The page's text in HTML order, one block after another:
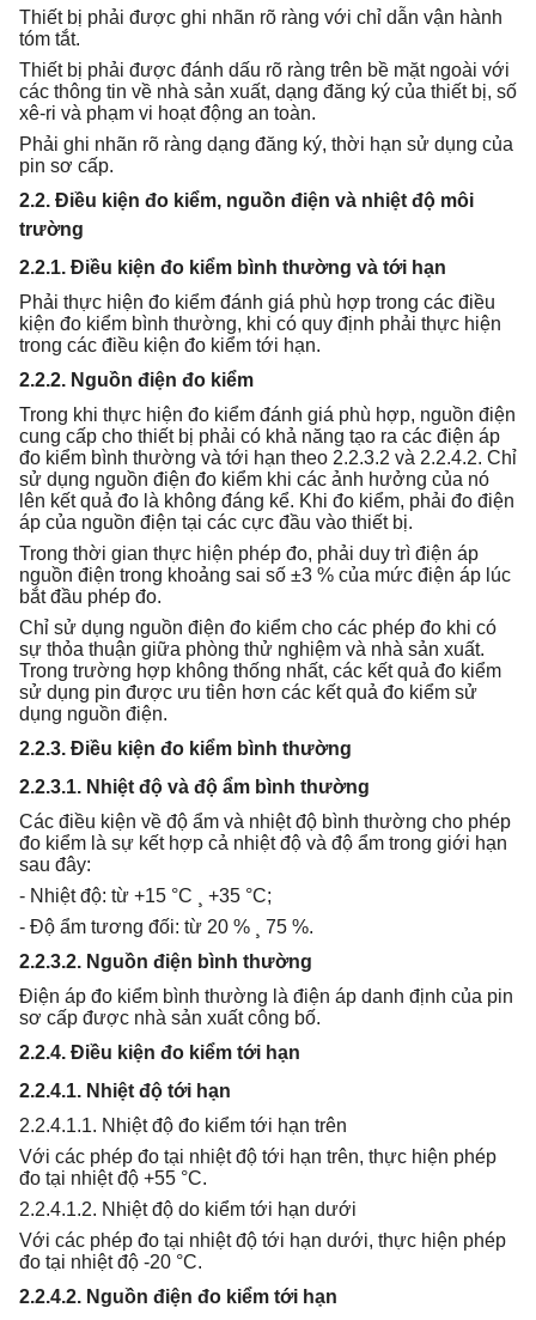
Thiết bị phải được ghi nhãn rõ ràng với chỉ dẫn vận hành
tóm tắt.
Thiết bị phải được đánh dấu rõ ràng trên bề mặt ngoài với
các thông tin về nhà sản xuất, dạng đăng ký của thiết bị, số
xê-ri và phạm vi hoạt động an toàn.
Phải ghi nhãn rõ ràng dạng đăng ký, thời hạn sử dụng của
pin sơ cấp.
2.2. Điều kiện đo kiểm, nguồn điện và nhiệt độ môi
trường
2.2.1. Điều kiện đo kiểm bình thường và tới hạn
Phải thực hiện đo kiểm đánh giá phù hợp trong các điều
kiện đo kiểm bình thường, khi có quy định phải thực hiện
trong các điều kiện đo kiểm tới hạn.
2.2.2. Nguồn điện đo kiểm
Trong khi thực hiện đo kiểm đánh giá phù hợp, nguồn điện
cung cấp cho thiết bị phải có khả năng tạo ra các điện áp
đo kiểm bình thường và tới hạn theo 2.2.3.2 và 2.2.4.2. Chỉ
sử dụng nguồn điện đo kiểm khi các ảnh hưởng của nó
lên kết quả đo là không đáng kể. Khi đo kiểm, phải đo điện
áp của nguồn điện tại các cực đầu vào thiết bị.
Trong thời gian thực hiện phép đo, phải duy trì điện áp
nguồn điện trong khoảng sai số ±3 % của mức điện áp lúc
bắt đầu phép đo.
Chỉ sử dụng nguồn điện đo kiểm cho các phép đo khi có
sự thỏa thuận giữa phòng thử nghiệm và nhà sản xuất.
Trong trường hợp không thống nhất, các kết quả đo kiểm
sử dụng pin được ưu tiên hơn các kết quả đo kiểm sử
dụng nguồn điện.
2.2.3. Điều kiện đo kiểm bình thường
2.2.3.1. Nhiệt độ và độ ẩm bình thường
Các điều kiện về độ ẩm và nhiệt độ bình thường cho phép
đo kiểm là sự kết hợp cả nhiệt độ và độ ẩm trong giới hạn
sau đây:
- Nhiệt độ: từ +15 °C ¸ +35 °C;
- Độ ẩm tương đối: từ 20 % ¸ 75 %.
2.2.3.2. Nguồn điện bình thường
Điện áp đo kiểm bình thường là điện áp danh định của pin
sơ cấp được nhà sản xuất công bố.
2.2.4. Điều kiện đo kiểm tới hạn
2.2.4.1. Nhiệt độ tới hạn
2.2.4.1.1. Nhiệt độ đo kiểm tới hạn trên
Với các phép đo tại nhiệt độ tới hạn trên, thực hiện phép
đo tại nhiệt độ +55 °C.
2.2.4.1.2. Nhiệt độ do kiểm tới hạn dưới
Với các phép đo tại nhiệt độ tới hạn dưới, thực hiện phép
đo tại nhiệt độ -20 °C.
2.2.4.2. Nguồn điện đo kiểm tới hạn